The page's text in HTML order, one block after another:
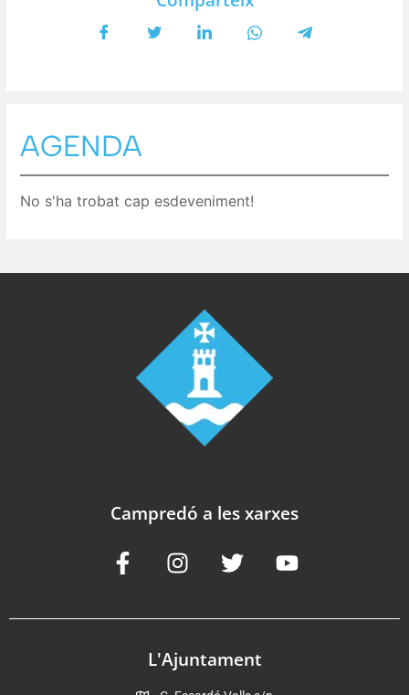
AGENDA
No s'ha trobat cap esdeveniment!
Campredó a les xarxes
L'Ajuntament